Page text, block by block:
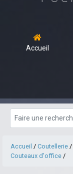
Accueil
Accueil / Coutellerie /
Couteaux d'office /